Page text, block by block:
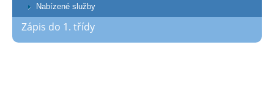
Nabízené služby
Zápis do 1. třídy